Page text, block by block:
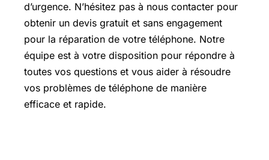
d’urgence. N’hésitez pas à nous contacter pour
obtenir un devis gratuit et sans engagement
pour la réparation de votre téléphone. Notre
équipe est à votre disposition pour répondre à
toutes vos questions et vous aider à résoudre
vos problèmes de téléphone de manière
efficace et rapide.